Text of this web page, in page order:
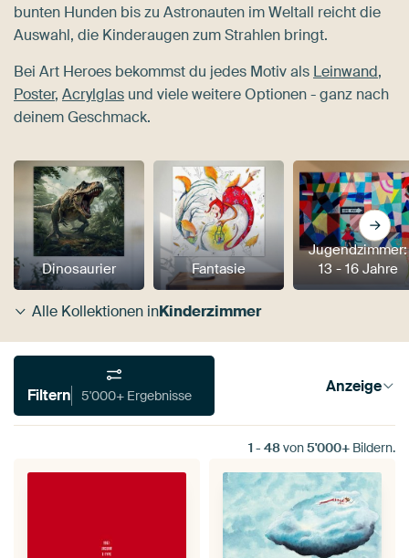
bunten Hunden bis zu Astronauten im Weltall reicht die
Auswahl, die Kinderaugen zum Strahlen bringt.
Bei Art Heroes bekommst du jedes Motiv als Leinwand,
Poster, Acrylglas und viele weitere Optionen - ganz nach
deinem Geschmack.
Dinosaurier Fantasie
Jugendzimmer:
13 - 16 Jahre
Alle Kollektionen inKinderzimmer
Filtern 5'000+ Ergebnisse Anzeige
1 - 48von5'000+ Bildern.